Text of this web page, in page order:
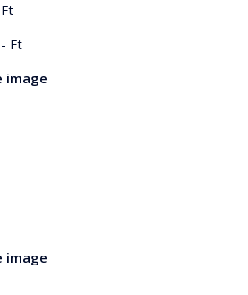
Ft